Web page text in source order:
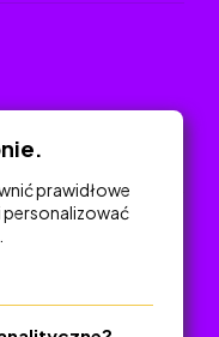
prawidłowe
personalizować